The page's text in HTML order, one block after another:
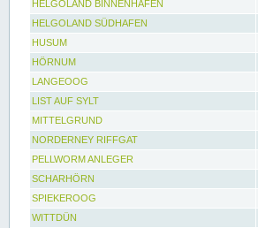
HELGOLAND BINNENHAFEN
HELGOLAND SÜDHAFEN
HUSUM
HÖRNUM
LANGEOOG
LIST AUF SYLT
MITTELGRUND
NORDERNEY RIFFGAT
PELLWORM ANLEGER
SCHARHÖRN
SPIEKEROOG
WITTDÜN